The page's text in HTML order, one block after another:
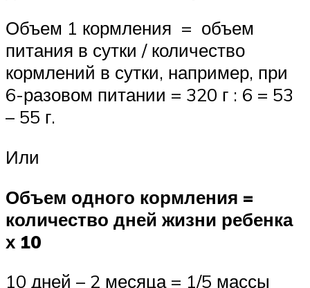
Объем 1 кормления = объем
питания в сутки / количество
кормлений в сутки, например, при
6-разовом питании = 320 г : 6 = 53
– 55 г.
Или
Объем одного кормления =
количество дней жизни ребенка
х 10
10 дней – 2 месяца = 1/5 массы